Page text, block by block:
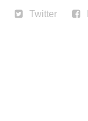
Twitter